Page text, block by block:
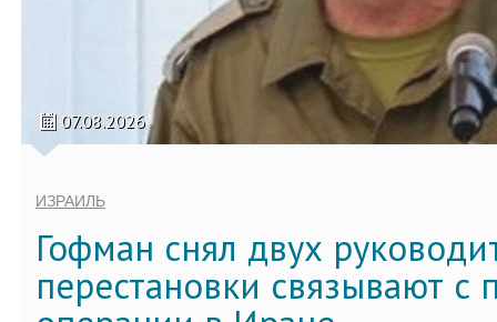
07.08.2026
ИЗРАИЛЬ
Гофман снял двух
перестановки связывают с